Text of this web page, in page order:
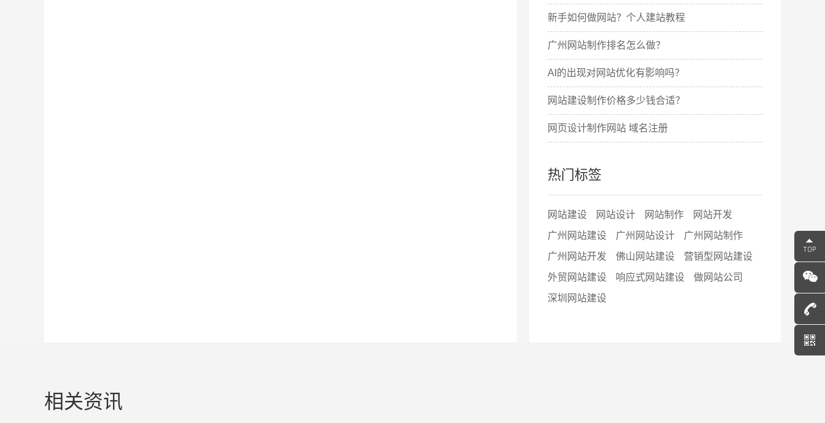
新手如何做网站？个人建站教程
广州网站制作排名怎么做？
AI的出现对网站优化有影响吗？
网站建设制作价格多少钱合适？
网页设计制作网站 域名注册
热门标签
网站建设 网站设计 网站制作
网站开发
广州网站建设
广州网站设计
广州网站制作
广州网站开发
佛山网站建设
营销型网站建设
外贸网站建设
响应式网站建设
做网站公司
深圳网站建设
相关资讯